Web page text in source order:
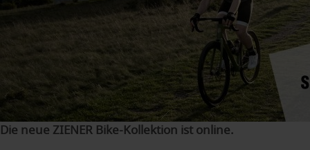
Die neue ZIENER Bike-Kollektion ist online.